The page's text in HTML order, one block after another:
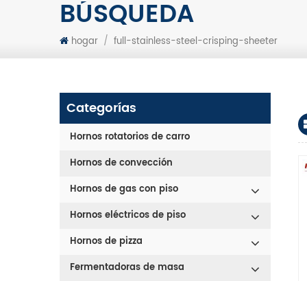
BÚSQUEDA
hogar / full-stainless-steel-crisping-sheeter
Categorías
Hornos rotatorios de carro
Hornos de convección
Hornos de gas con piso
Hornos eléctricos de piso
Hornos de pizza
Fermentadoras de masa